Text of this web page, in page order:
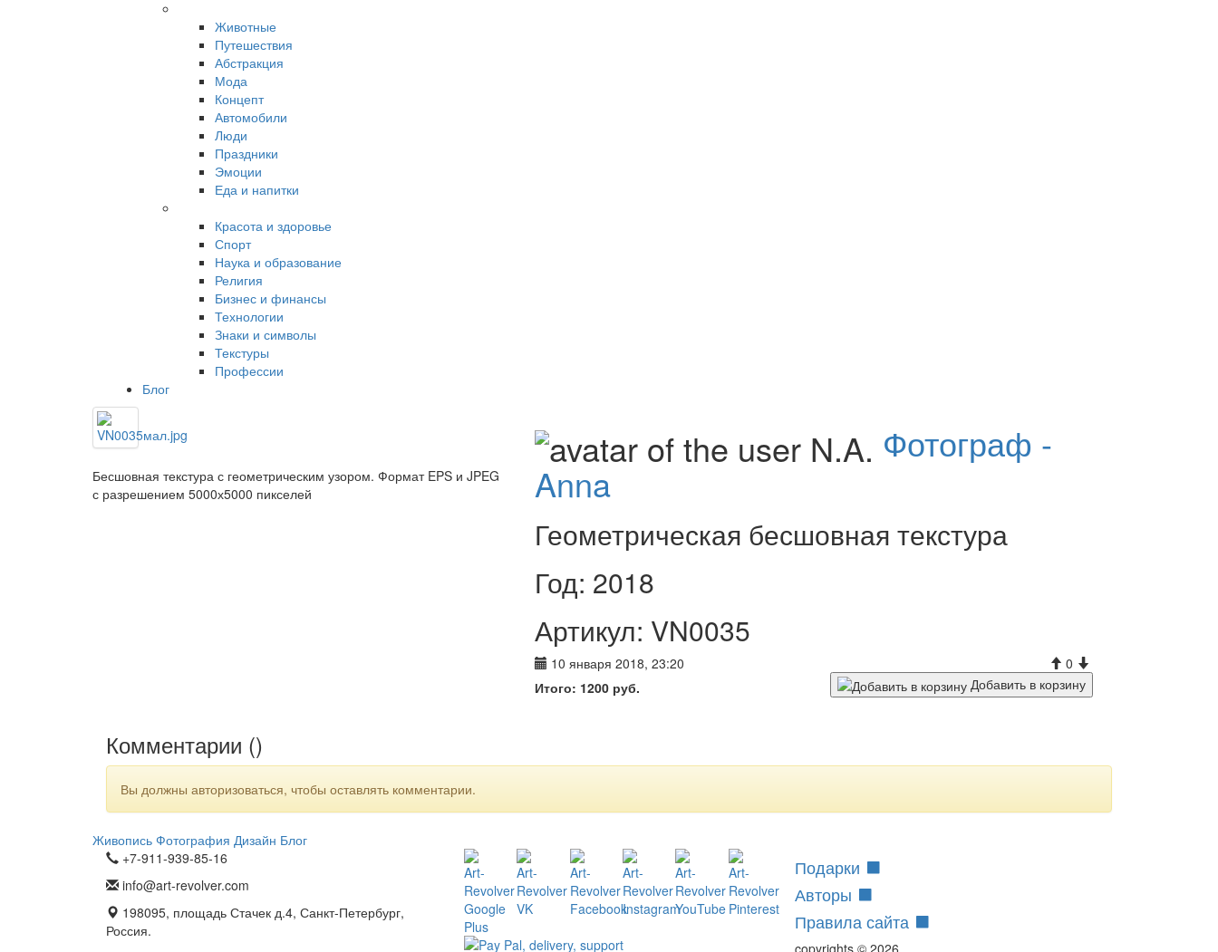
Животные
Путешествия
Абстракция
Мода
Концепт
Автомобили
Люди
Праздники
Эмоции
Еда и напитки
Красота и здоровье
Спорт
Наука и образование
Религия
Бизнес и финансы
Технологии
Знаки и символы
Текстуры
Профессии
Блог
Бесшовная текстура с геометрическим узором. Формат EPS и JPEG
с разрешением 5000х5000 пикселей
Фотограф -
Anna
Геометрическая бесшовная текстура
Год: 2018
Артикул: VN0035
10 января 2018, 23:20
0
Итого: 1200руб. Добавить в корзину
Комментарии ()
Вы должны авторизоваться, чтобы оставлять комментарии.
Живопись Фотография Дизайн Блог
+7-911-939-85-16
info@art-revolver.com
198095, площадь Стачек д.4, Санкт-Петербург,
Россия.
Подарки
Авторы
Правила сайта